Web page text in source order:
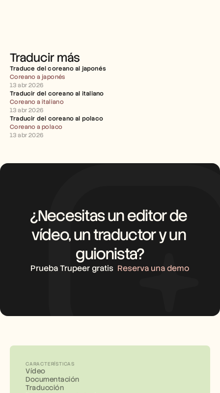
Traducir más
Traduce del coreano al japonés
Coreano a japonés
13 abr 2026
Traducir del coreano al italiano
Coreano a italiano
13 abr 2026
Traducir del coreano al polaco
Coreano a polaco
13 abr 2026
¿Necesitas un editor de
vídeo, un traductor y un
guionista?
Prueba Trupeer gratis Reserva una demo
CARACTERÍSTICAS
Vídeo
Documentación
Traducción